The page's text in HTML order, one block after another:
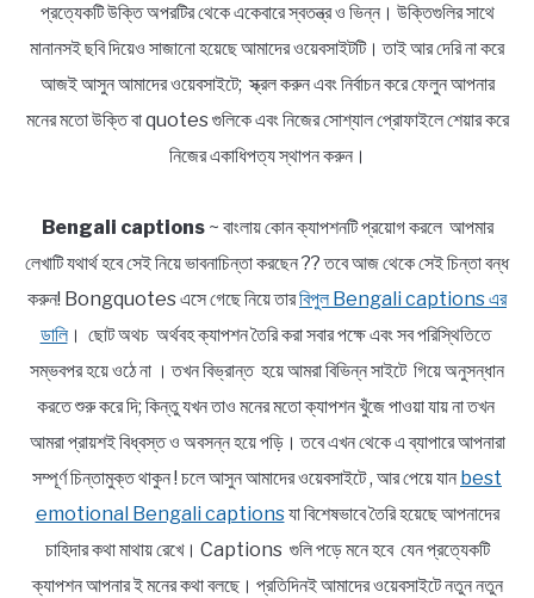
প্রত্যেকটি উক্তি অপরটির থেকে একেবারে স্বতন্ত্র ও ভিন্ন। উক্তিগুলির সাথে
মানানসই ছবি দিয়েও সাজানো হয়েছে আমাদের ওয়েবসাইটটি। তাই আর দেরি না করে
আজই আসুন আমাদের ওয়েবসাইটে; স্ক্রল করুন এবং নির্বাচন করে ফেলুন আপনার
মনের মতো উক্তি বা quotes গুলিকে এবং নিজের সোশ্যাল প্রোফাইলে শেয়ার করে
নিজের একাধিপত্য স্থাপন করুন।
Bengali captions~ বাংলায় কোন ক্যাপশনটি প্রয়োগ করলে আপমার
লেখাটি যথার্থ হবে সেই নিয়ে ভাবনাচিন্তা করছেন ?? তবে আজ থেকে সেই চিন্তা বন্ধ
করুন! Bongquotes এসে গেছে নিয়ে তারবিপুল Bengali captions এর
ডালি। ছোট অথচ অর্থবহ ক্যাপশন তৈরি করা সবার পক্ষে এবং সব পরিস্থিতিতে
সম্ভবপর হয়ে ওঠে না । তখন বিভ্রান্ত হয়ে আমরা বিভিন্ন সাইটে গিয়ে অনুসন্ধান
করতে শুরু করে দি; কিন্তু যখন তাও মনের মতো ক্যাপশন খুঁজে পাওয়া যায় না তখন
আমরা প্রায়শই বিধ্বস্ত ও অবসন্ন হয়ে পড়ি। তবে এখন থেকে এ ব্যাপারে আপনারা
সম্পূর্ণ চিন্তামুক্ত থাকুন ! চলে আসুন আমাদের ওয়েবসাইটে , আর পেয়ে যান best
emotional Bengali captionsযা বিশেষভাবে তৈরি হয়েছে আপনাদের
চাহিদার কথা মাথায় রেখে। Captions গুলি পড়ে মনে হবে যেন প্রত্যেকটি
ক্যাপশন আপনার ই মনের কথা বলছে। প্রতিদিনই আমাদের ওয়েবসাইটে নতুন নতুন